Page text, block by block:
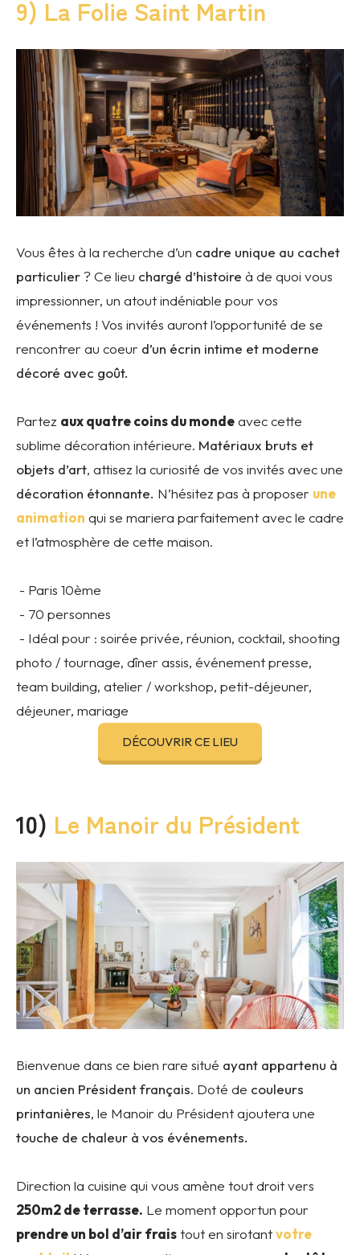
9) La Folie Saint Martin
Vous êtes à la recherche d’un cadre unique au cachet
particulier? Ce lieu chargé d’histoire à de quoi vous
impressionner, un atout indéniable pour vos
événements ! Vos invités auront l’opportunité de se
rencontrer au coeur d’un écrin intime et moderne
décoré avec goût.
Partez aux quatre coins du mondeavec cette
sublime décoration intérieure. Matériaux bruts et
objets d’art, attisez la curiosité de vos invités avec une
décoration étonnante. N’hésitez pas à proposer une
animation qui se mariera parfaitement avec le cadre
et l’atmosphère de cette maison.
- Paris 10ème
- 70 personnes
- Idéal pour : soirée privée, réunion, cocktail, shooting
photo / tournage, dîner assis, événement presse,
team building, atelier / workshop, petit-déjeuner,
déjeuner, mariage
DÉCOUVRIR CE LIEU
10) Le Manoir du Président
Bienvenue dans ce bien rare situé ayant appartenu à
un ancien Président français. Doté de couleurs
printanières, le Manoir du Président ajoutera une
touche de chaleur à vos événements.
Direction la cuisine qui vous amène tout droit vers
250m2 de terrasse. Le moment opportun pour
prendre un bol d’air fraistout en sirotantvotre